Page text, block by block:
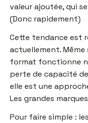
valeur ajoutée, qui
(Donc rapidement)
Cette tendance est
actuellement. Même
format fonctionne
perte de capacité
elle est une
Les grandes
Pour faire simple :